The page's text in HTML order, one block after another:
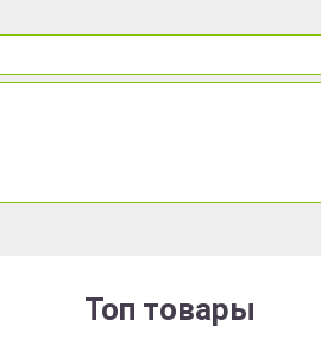
Топ товары